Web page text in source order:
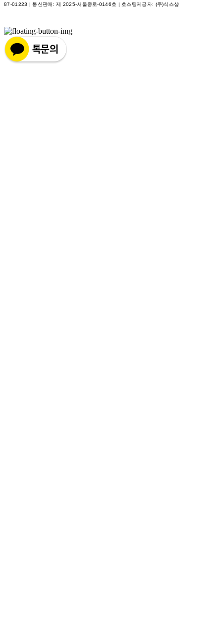
87-01223 | 통신판매:제 2025-서울종로-0146호 | 호스팅제공자: (주)식스샵